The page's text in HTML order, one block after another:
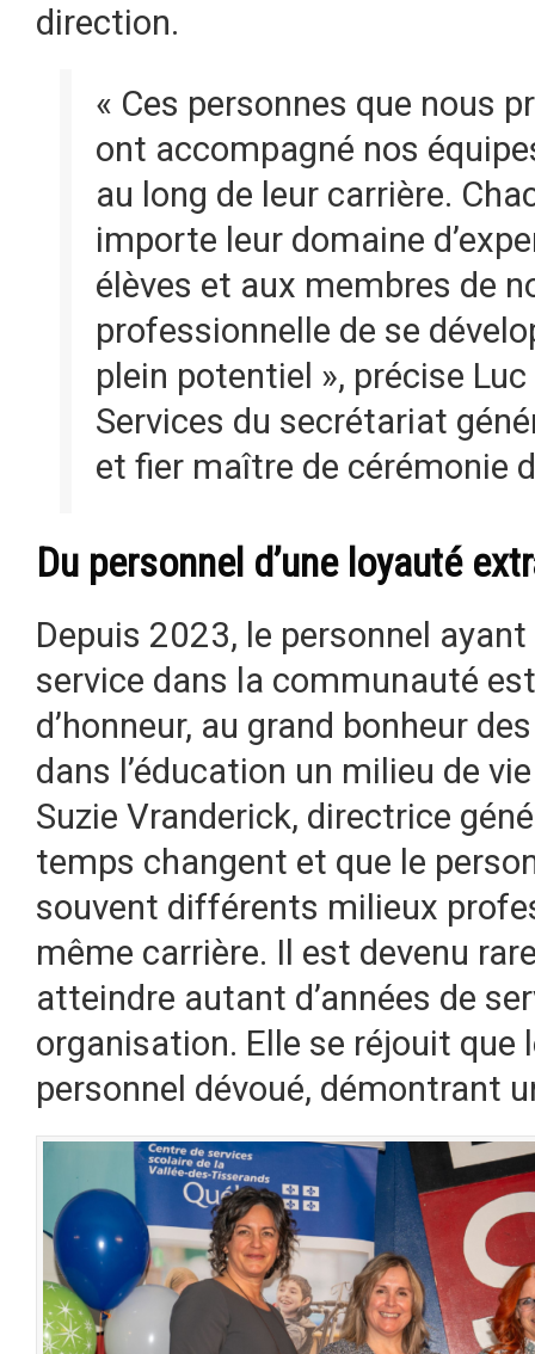
direction.
« Ces personnes que nous
ont accompagné nos
au long de leur carrière.
importe leur domaine
élèves et aux membres de
professionnelle de se
plein potentiel », précise
Services du secrétariat
et fier maître de cérémonie
Du personnel d’une loyauté
Depuis 2023, le personnel
service dans la communauté
d’honneur, au grand bonheur
dans l’éducation un milieu de
Suzie Vranderick, directrice
temps changent et que le
souvent différents milieux
même carrière. Il est devenu
atteindre autant d’années de
organisation. Elle se réjouit que
personnel dévoué, démontrant